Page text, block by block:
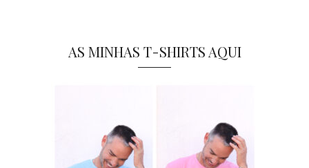
AS MINHAS T-SHIRTS AQUI